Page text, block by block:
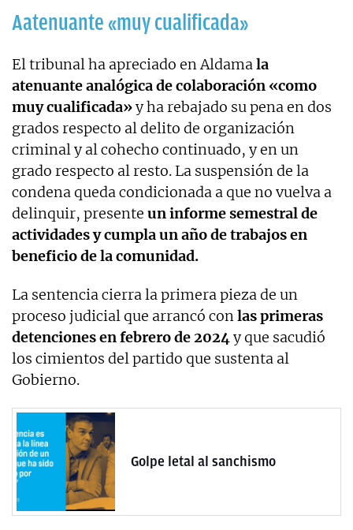
Aatenuante «muy cualificada»
El tribunal ha apreciado en Aldamala
atenuante analógica de colaboración «como
muy cualificada»y ha rebajado su pena en dos
grados respecto al delito de organización
criminal y al cohecho continuado, y en un
grado respecto al resto. La suspensión de la
condena queda condicionada a que no vuelva a
delinquir, presente un informe semestral de
actividades y cumpla un año de trabajos en
beneficio de la comunidad.
La sentencia cierra la primera pieza de un
proceso judicial que arrancó conlas primeras
detenciones en febrero de 2024y que sacudió
los cimientos del partido que sustenta al
Gobierno.
Golpe letal al sanchismo